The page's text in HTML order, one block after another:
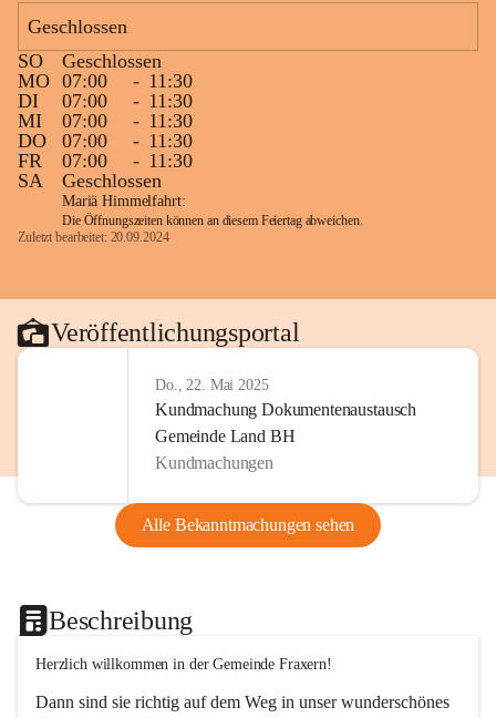
Geschlossen
SO
Geschlossen
MO 07:00 - 11:30
DI
07:00 - 11:30
MI
07:00 - 11:30
DO
07:00 - 11:30
FR
07:00 - 11:30
SA
Geschlossen
Mariä Himmelfahrt:
Die Öffnungszeiten können an diesem Feiertag abweichen.
Zuletzt bearbeitet: 20.09.2024
Veröffentlichungsportal
Do., 22. Mai 2025
Kundmachung Dokumentenaustausch
Gemeinde Land BH
Kundmachungen
Alle Bekanntmachungen sehen
Beschreibung
Herzlich willkommen in der Gemeinde Fraxern!
Dann sind sie richtig auf dem Weg in unser wunderschönes